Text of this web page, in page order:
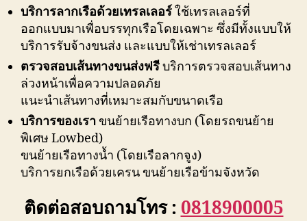
บริการลากเรือด้วยเทรลเลอร์ใช้เทรลเลอร์ที่
ออกแบบมาเพื่อบรรทุกเรือโดยเฉพาะ ซึ่งมีทั้งแบบให้
บริการรับจ้างขนส่ง และแบบให้เช่าเทรลเลอร์
ตรวจสอบเส้นทางขนส่งฟรีบริการตรวจสอบเส้นทาง
ล่วงหน้าเพื่อความปลอดภัย
แนะนำเส้นทางที่เหมาะสมกับขนาดเรือ
บริการของเรา ขนย้ายเรือทางบก (โดยรถขนย้าย
พิเศษ Lowbed)
ขนย้ายเรือทางน้ำ (โดยเรือลากจูง)
บริการยกเรือด้วยเครน ขนย้ายเรือข้ามจังหวัด
ติดต่อสอบถามโทร : 0818900005